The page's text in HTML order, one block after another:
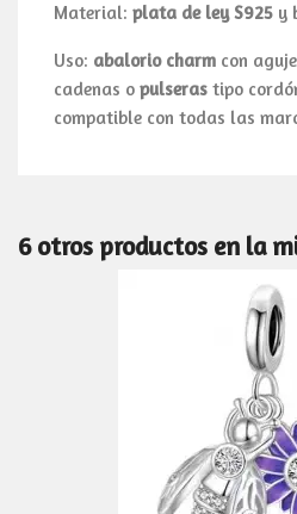
Material: plata de ley S925 y
Uso: abalorio charm con
cadenas o pulseras tipo
compatible con todas las
6 otros productos en la